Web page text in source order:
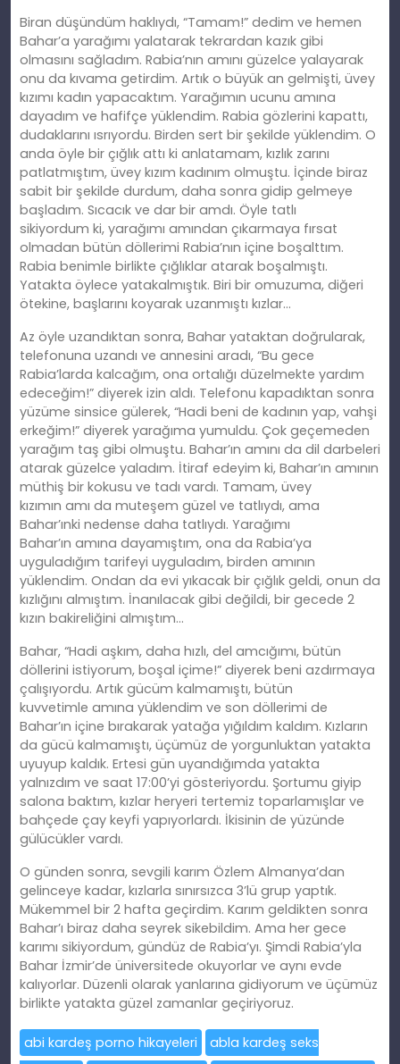
Biran düşündüm haklıydı, “Tamam!” dedim ve hemen
Bahar’a yarağımı yalatarak tekrardan kazık gibi
olmasını sağladım. Rabia’nın amını güzelce yalayarak
onu da kıvama getirdim. Artık o büyük an gelmişti, üvey
kızımı kadın yapacaktım. Yarağımın ucunu amına
dayadım ve hafifçe yüklendim. Rabia gözlerini kapattı,
dudaklarını ısrıyordu. Birden sert bir şekilde yüklendim. O
anda öyle bir çığlık attı ki anlatamam, kızlık zarını
patlatmıştım, üvey kızım kadınım olmuştu. İçinde biraz
sabit bir şekilde durdum, daha sonra gidip gelmeye
başladım. Sıcacık ve dar bir amdı. Öyle tatlı
sikiyordum ki, yarağımı amından çıkarmaya fırsat
olmadan bütün döllerimi Rabia’nın içine boşalttım.
Rabia benimle birlikte çığlıklar atarak boşalmıştı.
Yatakta öylece yatakalmıştık. Biri bir omuzuma, diğeri
ötekine, başlarını koyarak uzanmıştı kızlar…
Az öyle uzandıktan sonra, Bahar yataktan doğrularak,
telefonuna uzandı ve annesini aradı, “Bu gece
Rabia’larda kalcağım, ona ortalığı düzelmekte yardım
edeceğim!” diyerek izin aldı. Telefonu kapadıktan sonra
yüzüme sinsice gülerek, “Hadi beni de kadının yap, vahşi
erkeğim!” diyerek yarağıma yumuldu. Çok geçemeden
yarağım taş gibi olmuştu. Bahar’ın amını da dil darbeleri
atarak güzelce yaladım. İtiraf edeyim ki, Bahar’ın amının
müthiş bir kokusu ve tadı vardı. Tamam, üvey
kızımın amı da muteşem güzel ve tatlıydı, ama
Bahar’ınki nedense daha tatlıydı. Yarağımı
Bahar’ın amına dayamıştım, ona da Rabia’ya
uyguladığım tarifeyi uyguladım, birden amının
yüklendim. Ondan da evi yıkacak bir çığlık geldi, onun da
kızlığını almıştım. İnanılacak gibi değildi, bir gecede 2
kızın bakireliğini almıştım…
Bahar, “Hadi aşkım, daha hızlı, del amcığımı, bütün
döllerini istiyorum, boşal içime!” diyerek beni azdırmaya
çalışıyordu. Artık gücüm kalmamıştı, bütün
kuvvetimle amına yüklendim ve son döllerimi de
Bahar’ın içine bırakarak yatağa yığıldım kaldım. Kızların
da gücü kalmamıştı, üçümüz de yorgunluktan yatakta
uyuyup kaldık. Ertesi gün uyandığımda yatakta
yalnızdım ve saat 17:00’yi gösteriyordu. Şortumu giyip
salona baktım, kızlar heryeri tertemiz toparlamışlar ve
bahçede çay keyfi yapıyorlardı. İkisinin de yüzünde
gülücükler vardı.
O günden sonra, sevgili karım Özlem Almanya’dan
gelinceye kadar, kızlarla sınırsızca 3’lü grup yaptık.
Mükemmel bir 2 hafta geçirdim. Karım geldikten sonra
Bahar’ı biraz daha seyrek sikebildim. Ama her gece
karımı sikiyordum, gündüz de Rabia’yı. Şimdi Rabia’yla
Bahar İzmir’de üniversitede okuyorlar ve aynı evde
kalıyorlar. Düzenli olarak yanlarına gidiyorum ve üçümüz
birlikte yatakta güzel zamanlar geçiriyoruz.
abi kardeş porno hikayeleri abla kardeş seks